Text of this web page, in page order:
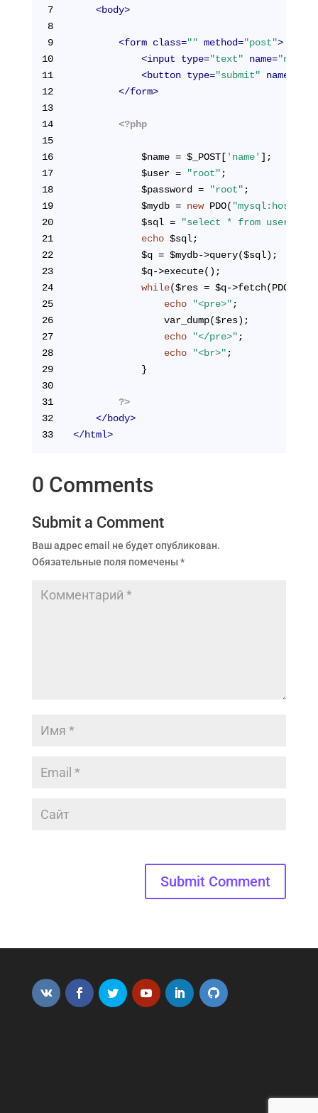
7
<body>
8
9
<form class="" method="post">
10
<input type="text" name="name"
11
<button type="submit" name
12
</form>
13
14
<?php
15
16
            $name = $_POST[
'name' ];
17
            $user =
"root" ;
18
            $password =
"root" ;
19
            $mydb =
new PDO(
20
            $sql =
"select * from users
21
echo $sql;
22
            $q = $mydb->query($sql);
23
            $q->execute();
24
while($res = $q-
25
echo "<pre>" ;
26
                var_dump($res);
27
echo "</pre>" ;
28
echo "<br>" ;
29
            }
30
31
?>
32
</body>
33
</html>
0 Comments
Submit a Comment
Ваш адрес email не будет опубликован.
Обязательные поля помечены*
Submit Comment